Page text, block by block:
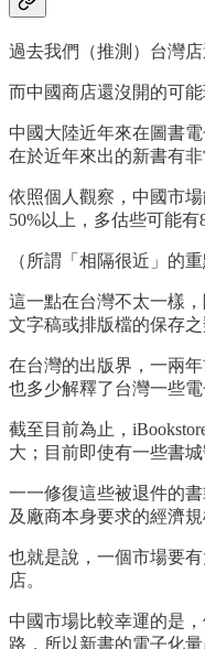
過去我們（推測）台灣
而中國商店還沒開的可
中國大陸近年來在圖書
在於近年來出的新書有
依照個人觀察，中國市
50%以上，多估些可能
（所謂「相隔很近」的
這一點在台灣不太一樣
文字稿或排版檔的保存
在台灣的出版界，一兩
也多少解釋了台灣一些
截至目前為止，
大；目前即使有一些書
一一修復這些被退件的
及廠商本身要求的經濟
也就是說，一個市場要
店。
中國市場比較幸運的是
路，所以新書的電子化